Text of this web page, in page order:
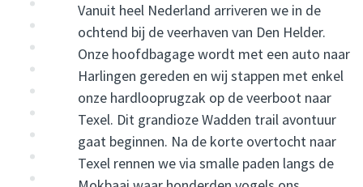
Vanuit heel Nederland arriveren we in de
ochtend bij de veerhaven van Den Helder.
Onze hoofdbagage wordt met een auto naar
Harlingen gereden en wij stappen met enkel
onze hardlooprugzak op de veerboot naar
Texel. Dit grandioze Wadden trail avontuur
gaat beginnen. Na de korte overtocht naar
Texel rennen we via smalle paden langs de